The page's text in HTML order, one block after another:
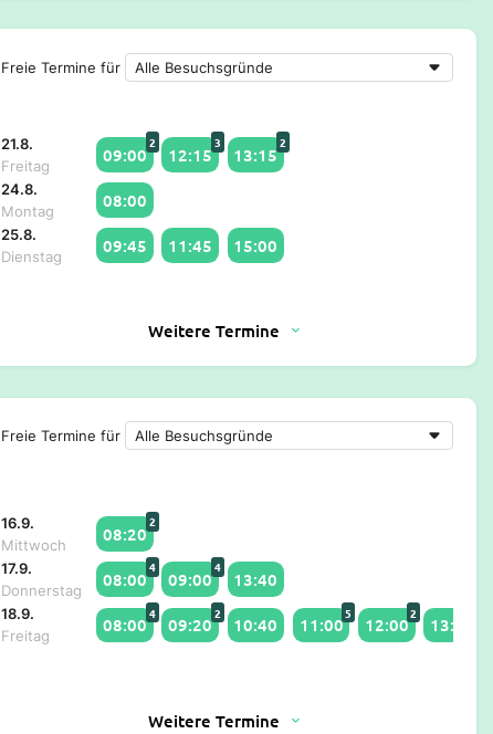
Freie Termine für
21.8.
Freitag
09:00
2
12:15
3
13:15
2
24.8.
Montag
08:00
25.8.
Dienstag
09:45 11:45 15:00
Weitere Termine
Freie Termine für
16.9.
Mittwoch
08:20
2
17.9.
Donnerstag
08:00
4
09:00
4
13:40
18.9.
Freitag
08:00
4
09:20
2
10:40 11:00
5
12:00
2
13:50
Weitere Termine